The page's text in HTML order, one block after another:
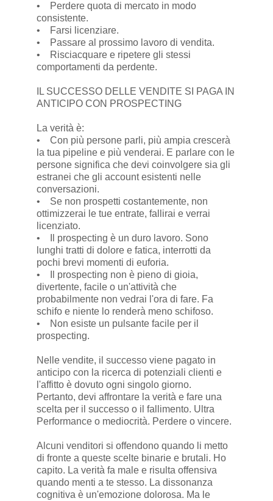
• Perdere quota di mercato in modo
consistente.
• Farsi licenziare.
• Passare al prossimo lavoro di vendita.
• Risciacquare e ripetere gli stessi
comportamenti da perdente.
IL SUCCESSO DELLE VENDITE SI PAGA IN
ANTICIPO CON PROSPECTING
La verità è:
• Con più persone parli, più ampia crescerà
la tua pipeline e più venderai. E parlare con le
persone significa che devi coinvolgere sia gli
estranei che gli account esistenti nelle
conversazioni.
• Se non prospetti costantemente, non
ottimizzerai le tue entrate, fallirai e verrai
licenziato.
• Il prospecting è un duro lavoro. Sono
lunghi tratti di dolore e fatica, interrotti da
pochi brevi momenti di euforia.
• Il prospecting non è pieno di gioia,
divertente, facile o un'attività che
probabilmente non vedrai l'ora di fare. Fa
schifo e niente lo renderà meno schifoso.
• Non esiste un pulsante facile per il
prospecting.
Nelle vendite, il successo viene pagato in
anticipo con la ricerca di potenziali clienti e
l'affitto è dovuto ogni singolo giorno.
Pertanto, devi affrontare la verità e fare una
scelta per il successo o il fallimento. Ultra
Performance o mediocrità. Perdere o vincere.
Alcuni venditori si offendono quando li metto
di fronte a queste scelte binarie e brutali. Ho
capito. La verità fa male e risulta offensiva
quando menti a te stesso. La dissonanza
cognitiva è un'emozione dolorosa. Ma le